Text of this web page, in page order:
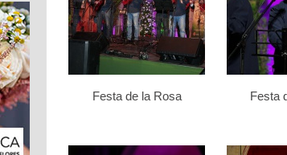
Festa de la Rosa Festa